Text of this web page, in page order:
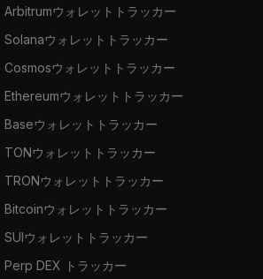
Arbitrumウォレットトラッカー
Solanaウォレットトラッカー
Cosmosウォレットトラッカー
Ethereumウォレットトラッカー
Baseウォレットトラッカー
TONウォレットトラッカー
TRONウォレットトラッカー
Bitcoinウォレットトラッカー
SUIウォレットトラッカー
Perp DEX トラッカー